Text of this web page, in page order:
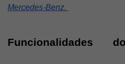
Mercedes-Benz.
Funcionalidades